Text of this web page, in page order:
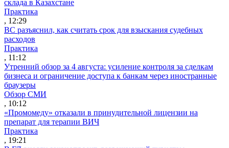
склада в Казахстане
Практика
, 12:29
ВС разъяснил, как считать срок для взыскания судебных
расходов
Практика
, 11:12
Утренний обзор за 4 августа: усиление контроля за сделкам
бизнеса и ограничение доступа к банкам через иностранные
браузеры
Обзор СМИ
, 10:12
«Промомеду» отказали в принудительной лицензии на
препарат для терапии ВИЧ
Практика
, 19:21